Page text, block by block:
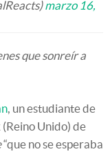
marzo 16,
que sonreír a
, un estudiante de
Unido) de
“que no se esperaba